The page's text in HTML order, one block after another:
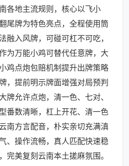
各地主流规则，核心以飞小
尾牌为特色亮点，全程使用筒
融入风牌，可碰可杠不可吃，
为万能小鸡可替代任意牌，大
鸡点炮包赔机制提升出牌策略
，提前明示牌面增强对局预判
牌允许点炮，清一色、七对、
番数清晰，杠上开花、清一色
南方言配音，朴实亲切充满滇
、操作流畅，真人匹配快速稳
完美复刻云南本土搓麻氛围。